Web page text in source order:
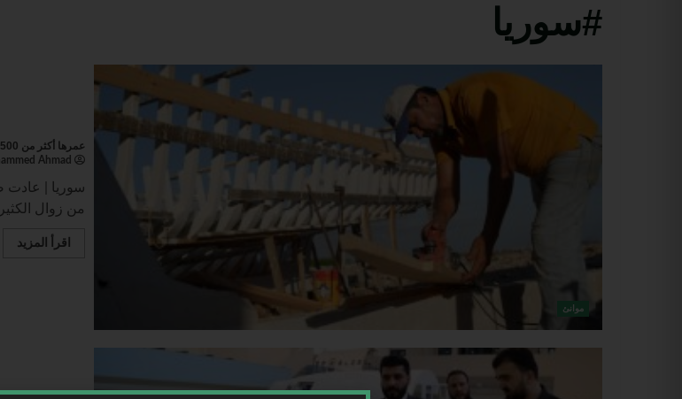
#سوريا
موانئ
عمرها أكثر من 2500 عام.. صناعة السفن البحرية والقوارب في جزيرة أرواد تزدهر مجدداً
Ahmad
سوريا | عادت
من زوال
اقرأ المزيد